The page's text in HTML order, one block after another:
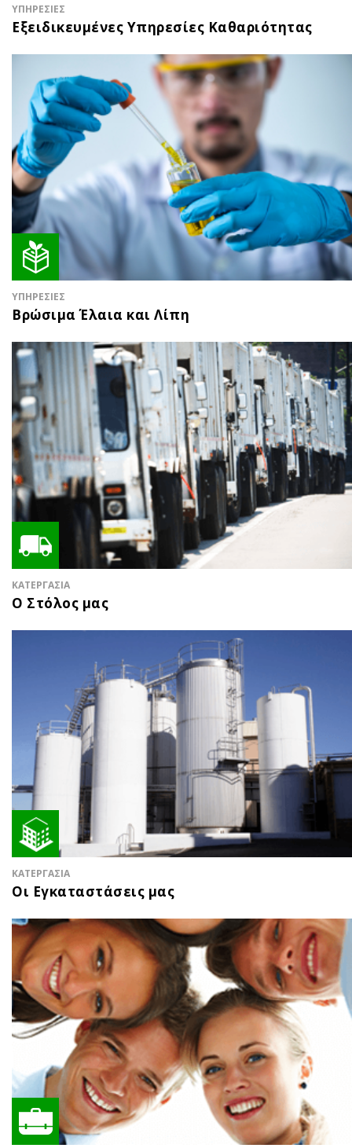
ΥΠΗΡΕΣΙΕΣ
Εξειδικευμένες Υπηρεσίες Καθαριότητας
ΥΠΗΡΕΣΙΕΣ
Βρώσιμα Έλαια και Λίπη
ΚΑΤΕΡΓΑΣΙΑ
Ο Στόλος μας
ΚΑΤΕΡΓΑΣΙΑ
Οι Εγκαταστάσεις μας